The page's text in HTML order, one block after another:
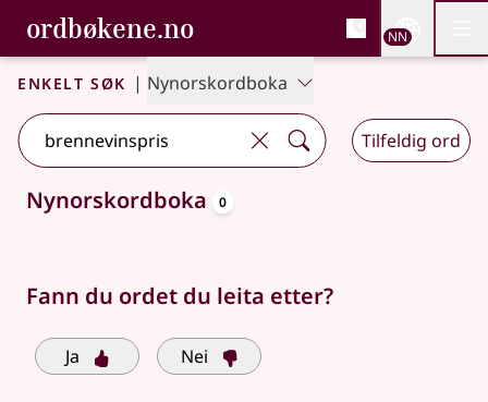
Gå til hovudinnhald
Tilgjenge
ordbøkene.no, Bokmålsordboka og
Bokmålsordboka og Nynorskordboka
NN
Enkelt søk | Nynorskordboka
Tilfeldig ord
Søkjeforslag tilgjengelege
Nynorskordboka 0
Fann du ordet du leita etter?
Ja Nei